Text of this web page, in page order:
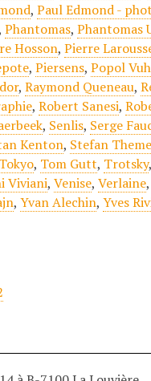
,Paul Edmond -
Phantomas,Phantomas
Hosson,Pierre
,Piersens,Popol Vuh
,Raymond Queneau,
,Robert Sanesi,
, Senlis, Serge
Kenton, Stefan
Tokyo, Tom Gutt, Trotsky,
Viviani,Venise,Verlaine
,Yvan Alechin,Yves